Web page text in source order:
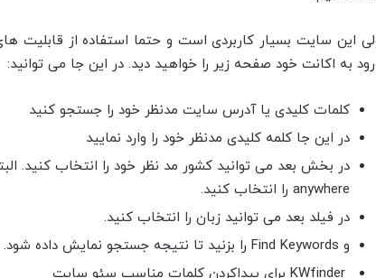
این سایت بسیار کاربردی است و حتما استفاده از قابلیت
به اکانت خود صفحه زیر را خواهید دید. در این جا می توانید:
کلمات کلیدی یا آدرس سایت مدنظر خود را جستجو کنید
در این جا کلمه کلیدی مدنظر خود را وارد نمایید
در بخش بعد می توانید کشور مد نظر خود را انتخاب کنید.
anywhere را انتخاب کنید.
در فیلد بعد می توانید زبان را انتخاب کنید.
و Find Keywords را بزنید تا نتیجه جستجو نمایش داده شود.
KWfinder برای پیداکردن کلمات مناسب سئو سایت